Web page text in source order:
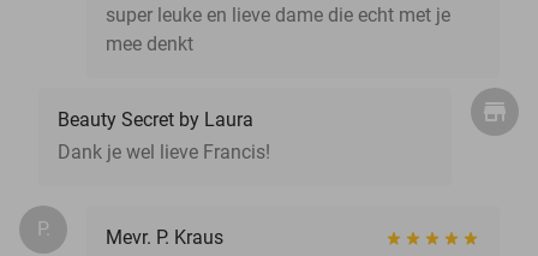
super leuke en lieve dame die echt met je
mee denkt
Beauty Secret by Laura
Dank je wel lieve Francis!
P.
Mevr. P. Kraus